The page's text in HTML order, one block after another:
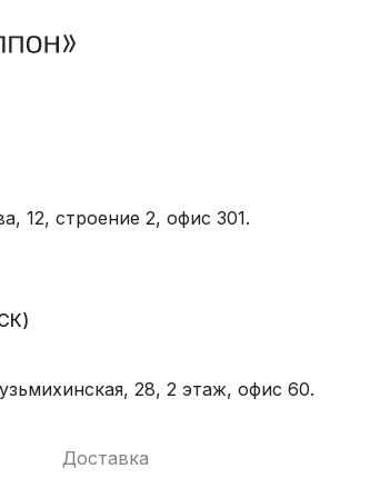
12, строение 2, офис 301.
28, 2 этаж, офис 60.
Доставка